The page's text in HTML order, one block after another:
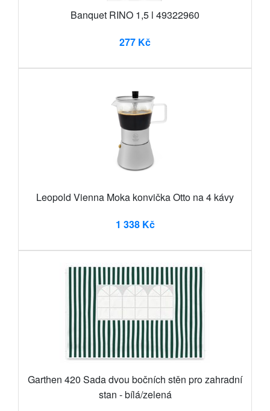
Banquet RINO 1,5 l 49322960
277 Kč
Leopold Vienna Moka konvička Otto na 4 kávy
1 338 Kč
Garthen 420 Sada dvou bočních stěn pro zahradní
stan - bílá/zelená